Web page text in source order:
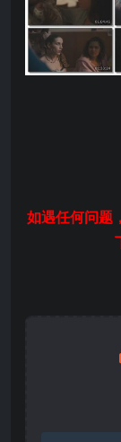
如遇任何问题